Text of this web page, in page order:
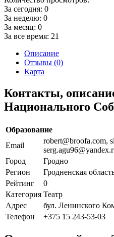
За сегодня: 0
За неделю: 0
За месяц: 0
За все время: 21
Описание
Отзывы (0)
Карта
Контакты,
Национального
Образование
Email
robert@broofa.com,
Город
Гродно
Регион
Гродненская
Рейтинг
0
Категория Театр
Адрес
бул. Ленинского
Телефон
+375 15 243-53-03